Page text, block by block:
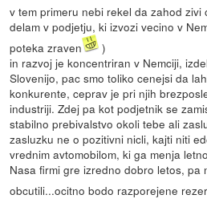
v tem primeru nebi rekel da zahod zivi
delam v podjetju, ki izvozi vecino v
poteka zraven
)
in razvoj je koncentriran v Nemciji,
Slovenijo, pac smo toliko cenejsi da
konkurente, ceprav je pri njih
industriji. Zdej pa kot podjetnik se
stabilno prebivalstvo okoli tebe ali
zasluzku ne o pozitivni nicli, kajti niti
vrednim avtomobilom, ki ga menja
Nasa firmi gre izredno dobro letos, pa
obcutili...ocitno bodo razporejene